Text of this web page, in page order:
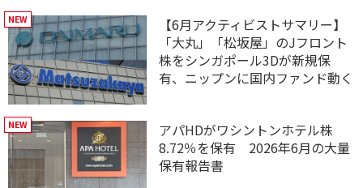
【6月アクティビストサマリー】
「大丸」「松坂屋」のJフロント
株をシンガポール3Dが新規保
有、ニップンに国内ファンド動く
アパHDがワシントンホテル株
8.72％を保有 2026年6月の大量
保有報告書